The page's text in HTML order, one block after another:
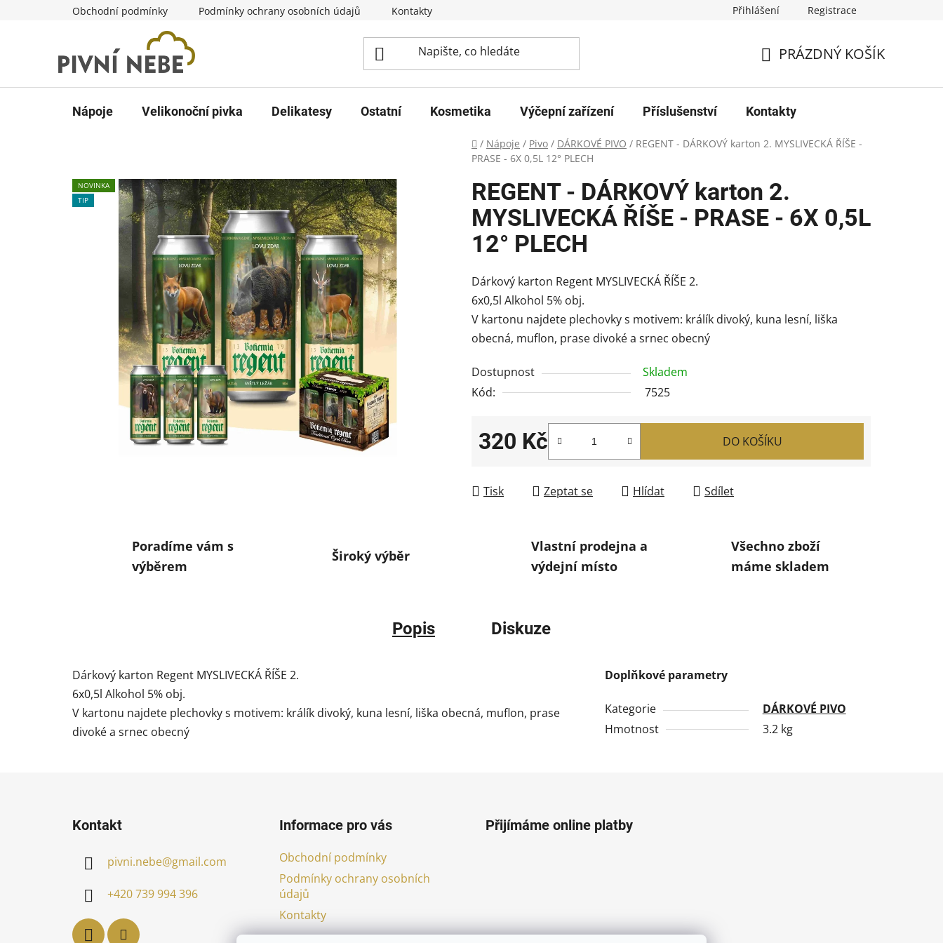
Obchodní podmínky Podmínky ochrany osobních údajů Kontakty Přihlášení Registrace
KOŠÍK
PRÁZDNÝ KOŠÍK
Nápoje Velikonoční pivka Delikatesy Ostatní Kosmetika Výčepní zařízení Příslušenství Kontakty
Domů
/ Nápoje / Pivo / DÁRKOVÉ PIVO / REGENT - DÁRKOVÝ karton 2. MYSLIVECKÁ ŘÍŠE -
PRASE - 6X 0,5L 12° PLECH
REGENT - DÁRKOVÝ karton 2.
MYSLIVECKÁ ŘÍŠE - PRASE - 6X 0,5L
12° PLECH
Dárkový karton Regent MYSLIVECKÁ ŘÍŠE 2.
6x0,5l Alkohol 5% obj.
V kartonu najdete plechovky s motivem: králík divoký, kuna lesní, liška
obecná, muflon, prase divoké a srnec obecný
Dostupnost
Skladem
Kód:
7525
320 Kč DO KOŠÍKU
Tisk Zeptat se Hlídat Sdílet
NOVINKA
TIP
Poradíme vám s
výběrem
Široký výběr
Vlastní prodejna a
výdejní místo
Všechno zboží
máme skladem
Popis Diskuze
Dárkový karton Regent MYSLIVECKÁ ŘÍŠE 2.
6x0,5l Alkohol 5% obj.
V kartonu najdete plechovky s motivem: králík divoký, kuna lesní, liška obecná, muflon, prase
divoké a srnec obecný
Doplňkové parametry
Kategorie
DÁRKOVÉ PIVO
Hmotnost
3.2 kg
Kontakt
pivni.nebe@gmail.com
+420 739 994 396
Informace pro vás
Obchodní podmínky
Podmínky ochrany osobních
údajů
Kontakty
Přijímáme online platby